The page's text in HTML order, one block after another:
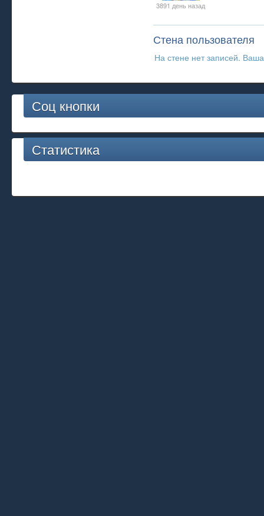
3891 день назад
Стена пользователя
На стене нет записей.
Соц кнопки
Статистика